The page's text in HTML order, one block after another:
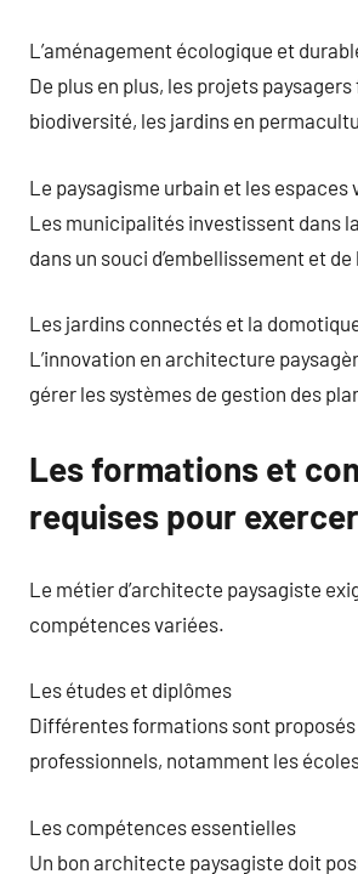
L’aménagement écologique et
De plus en plus, les projets
biodiversité, les jardins en
Le paysagisme urbain et les espaces
Les municipalités investissent dans
dans un souci d’embellissement et
Les jardins connectés et la
L’innovation en architecture
gérer les systèmes de gestion des
Les formations et
requises pour
Le métier d’architecte paysagiste
compétences variées.
Les études et diplômes
Différentes formations sont
professionnels, notamment les
Les compétences essentielles
Un bon architecte paysagiste doit